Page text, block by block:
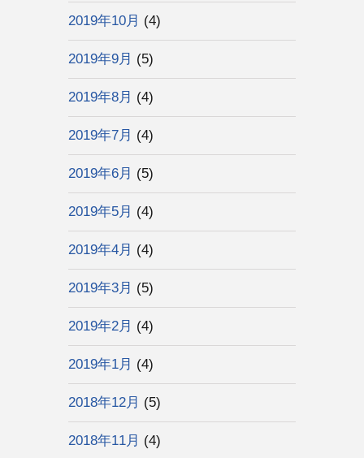
2019年10月 (4)
2019年9月 (5)
2019年8月 (4)
2019年7月 (4)
2019年6月 (5)
2019年5月 (4)
2019年4月 (4)
2019年3月 (5)
2019年2月 (4)
2019年1月 (4)
2018年12月 (5)
2018年11月 (4)